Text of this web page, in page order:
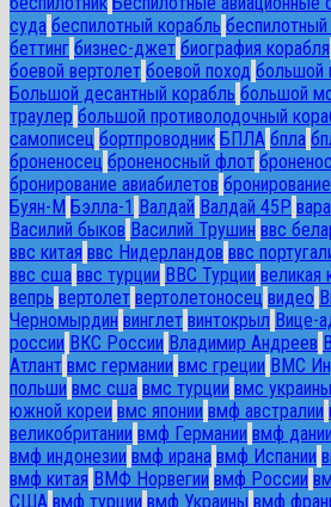
суда беспилотный корабль беспилотный
беттинг бизнес-джет биография корабля
боевой вертолет боевой поход большой
Большой десантный корабль большой
траулер большой противолодочный
самописец бортпроводник БПЛА бпла
броненосец броненосный флот
бронирование авиабилетов
Буян-М Бэлла-1 Валдай Валдай 45Р
Василий быков Василий Трушин ввс
ввс китая ввс Нидерландов ввс
ввс сша ввс турции ВВС Турции великая
вепрь вертолет вертолетоносец видео
Черномырдин винглет винтокрыл Вице-
россии ВКС России Владимир Андреев
Атлант вмс германии вмс греции ВМС
польши вмс сша вмс турции вмс украины
южной кореи вмс японии вмф австралии
великобритании вмф Германии вмф дании
вмф индонезии вмф ирана вмф Испании
вмф китая ВМФ Норвегии вмф России
США вмф турции вмф Украины вмф